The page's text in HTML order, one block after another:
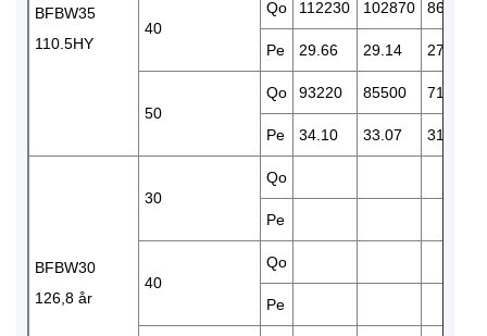
BFBW35
110.5HY
40
Qo 112230 102870 86180
Pe 29.66 29.14 27.65
50
Qo 93220 85500 71500
Pe 34.10 33.07 31.12
BFBW30
126,8 år
30
Qo
Pe
40
Qo
Pe